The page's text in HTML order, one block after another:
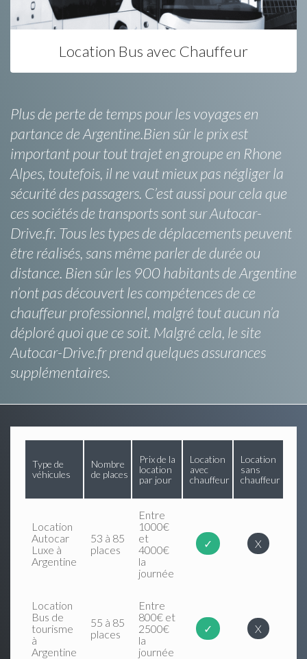
Location Bus avec Chauffeur
Plus de perte de temps pour les voyages en
partance de Argentine.Bien sûr le prix est
important pour tout trajet en groupe en Rhone
Alpes, toutefois, il ne vaut mieux pas négliger la
sécurité des passagers. C’est aussi pour cela que
ces sociétés de transports sont sur Autocar-
Drive.fr. Tous les types de déplacements peuvent
être réalisés, sans même parler de durée ou
distance. Bien sûr les 900 habitants de Argentine
n’ont pas découvert les compétences de ce
chauffeur professionnel, malgré tout aucun n’a
déploré quoi que ce soit. Malgré cela, le site
Autocar-Drive.fr prend quelques assurances
supplémentaires.
Type de
véhicules
Nombre
de places
Prix de la
location
par jour
Location
avec
chauffeur
Location
sans
chauffeur
Location
Autocar
Luxe à
Argentine
53 à 85
places
Entre
1000€
et
4000€
la
journée
✓ X
Location
Bus de
tourisme
à
Argentine
55 à 85
places
Entre
800€ et
2500€
la
journée
✓ X